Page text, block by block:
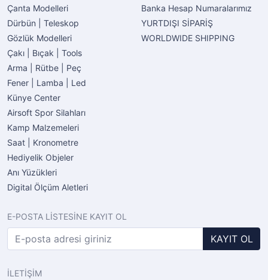
Çanta Modelleri
Dürbün | Teleskop
Gözlük Modelleri
Çakı | Bıçak | Tools
Arma | Rütbe | Peç
Fener | Lamba | Led
Künye Center
Airsoft Spor Silahları
Kamp Malzemeleri
Saat | Kronometre
Hediyelik Objeler
Anı Yüzükleri
Digital Ölçüm Aletleri
Banka Hesap Numaralarımız
YURTDIŞI SİPARİŞ
WORLDWIDE SHIPPING
E-POSTA LİSTESİNE KAYIT OL
KAYIT OL
İLETİŞİM